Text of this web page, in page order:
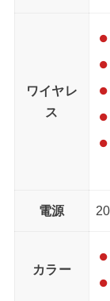
ワイヤレ
ス
電源
カラー